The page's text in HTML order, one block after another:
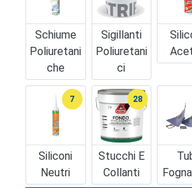
Schiume
Poliuretani
Che
Sigillanti
Poliuretani
Ci
Siliconi
Neutri
7
Stucchi E
Collanti
28